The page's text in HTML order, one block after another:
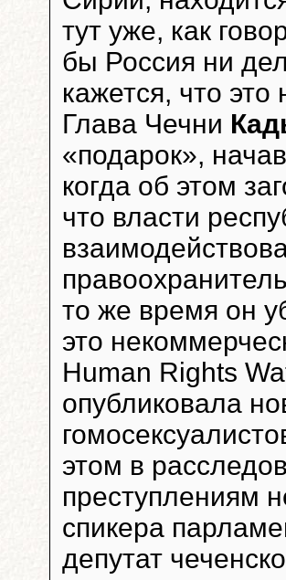
тут уже, как
бы Россия ни
кажется, что
Глава Чечни
«подарок»,
когда об этом
что власти
то же время он
это
Human Rights
опубликовала
этом в
преступлениям
спикера
депутат